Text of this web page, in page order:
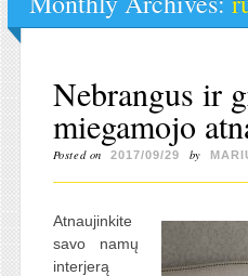
Nebrangus ir
miegamojo
Posted on 2017/09/29 by
Atnaujinkite
savo namų
interjerą